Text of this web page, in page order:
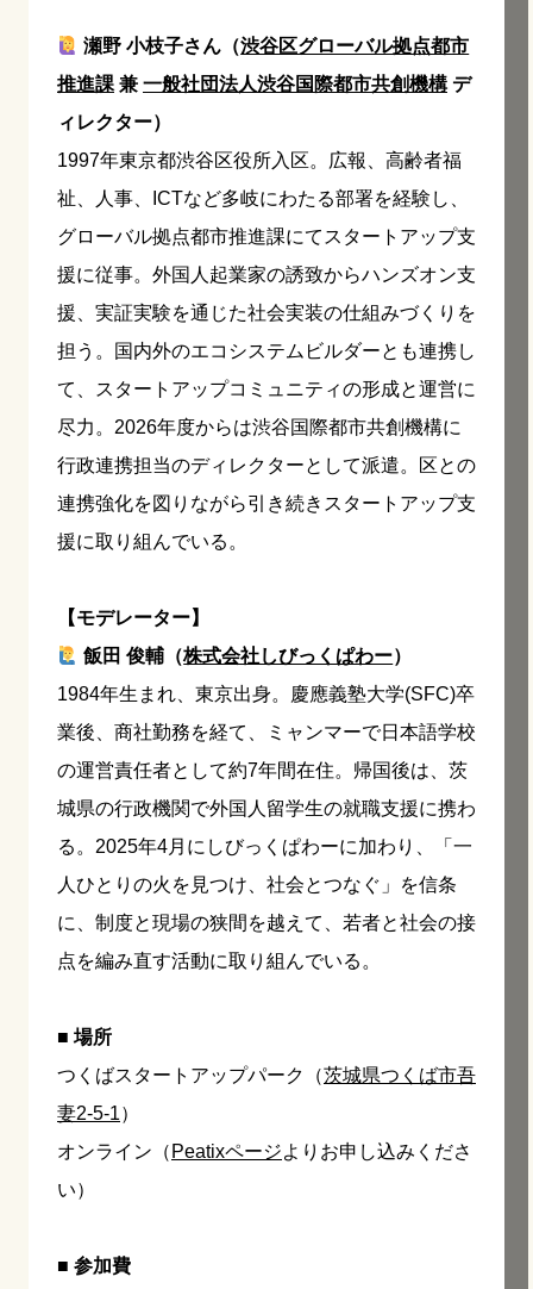
瀬野 小枝子さん（渋谷区グローバル拠点都市
推進課 兼 一般社団法人渋谷国際都市共創機構デ
ィレクター）
1997年東京都渋谷区役所入区。広報、高齢者福
祉、人事、ICTなど多岐にわたる部署を経験し、
グローバル拠点都市推進課にてスタートアップ支
援に従事。外国人起業家の誘致からハンズオン支
援、実証実験を通じた社会実装の仕組みづくりを
担う。国内外のエコシステムビルダーとも連携し
て、スタートアップコミュニティの形成と運営に
尽力。2026年度からは渋谷国際都市共創機構に
行政連携担当のディレクターとして派遣。区との
連携強化を図りながら引き続きスタートアップ支
援に取り組んでいる。
【モデレーター】
飯田 俊輔（株式会社しびっくぱわー）
1984年生まれ、東京出身。慶應義塾大学(SFC)卒
業後、商社勤務を経て、ミャンマーで日本語学校
の運営責任者として約7年間在住。帰国後は、茨
城県の行政機関で外国人留学生の就職支援に携わ
る。2025年4月にしびっくぱわーに加わり、「一
人ひとりの火を見つけ、社会とつなぐ」を信条
に、制度と現場の狭間を越えて、若者と社会の接
点を編み直す活動に取り組んでいる。
■ 場所
つくばスタートアップパーク（茨城県つくば市吾
妻2-5-1）
オンライン（ Peatixページよりお申し込みくださ
い）
■ 参加費